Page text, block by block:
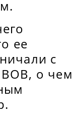
ее
с
о чем